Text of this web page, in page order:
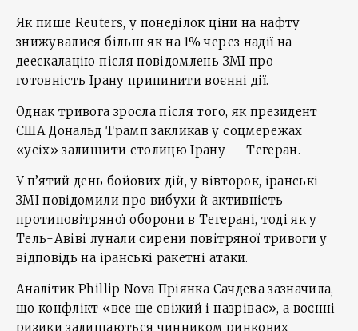
Як пише Reuters, у понеділок ціни на нафту
знижувалися більш як на 1% через надії на
деескалацію після повідомлень ЗМІ про
готовність Ірану припинити воєнні дії.
Однак тривога зросла після того, як президент
США Дональд Трамп закликав у соцмережах
«усіх» залишити столицю Ірану — Тегеран.
У п’ятий день бойових дій, у вівторок, іранські
ЗМІ повідомили про вибухи й активність
протиповітряної оборони в Тегерані, тоді як у
Тель-Авіві лунали сирени повітряної тривоги у
відповідь на іранські ракетні атаки.
Аналітик Phillip Nova Пріянка Сачдева зазначила,
що конфлікт «все ще свіжий і назріває», а воєнні
ризики залишаються чинником ринкових